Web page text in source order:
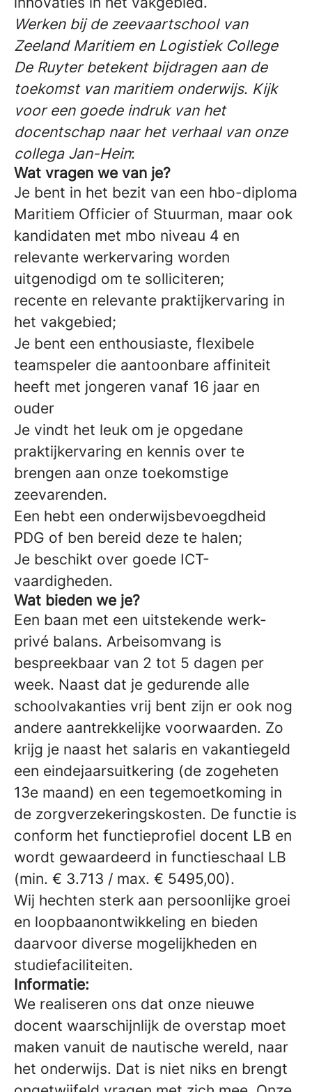
Werken bij de zeevaartschool van
Zeeland Maritiem en Logistiek College
De Ruyter betekent bijdragen aan de
toekomst van maritiem onderwijs. Kijk
voor een goede indruk van het
docentschap naar het verhaal van onze
collega Jan-Hein:
Wat vragen we van je?
Je bent in het bezit van een hbo-diploma
Maritiem Officier of Stuurman, maar ook
kandidaten met mbo niveau 4 en
relevante werkervaring worden
uitgenodigd om te solliciteren;
recente en relevante praktijkervaring in
het vakgebied;
Je bent een enthousiaste, flexibele
teamspeler die aantoonbare affiniteit
heeft met jongeren vanaf 16 jaar en
ouder
Je vindt het leuk om je opgedane
praktijkervaring en kennis over te
brengen aan onze toekomstige
zeevarenden.
Een hebt een onderwijsbevoegdheid
PDG of ben bereid deze te halen;
Je beschikt over goede ICT-
vaardigheden.
Wat bieden we je?
Een baan met een uitstekende werk-
privé balans. Arbeisomvang is
bespreekbaar van 2 tot 5 dagen per
week. Naast dat je gedurende alle
schoolvakanties vrij bent zijn er ook nog
andere aantrekkelijke voorwaarden. Zo
krijg je naast het salaris en vakantiegeld
een eindejaarsuitkering (de zogeheten
13e maand) en een tegemoetkoming in
de zorgverzekeringskosten. De functie is
conform het functieprofiel docent LB en
wordt gewaardeerd in functieschaal LB
(min. € 3.713 / max. € 5495,00).
Wij hechten sterk aan persoonlijke groei
en loopbaanontwikkeling en bieden
daarvoor diverse mogelijkheden en
studiefaciliteiten.
Informatie:
We realiseren ons dat onze nieuwe
docent waarschijnlijk de overstap moet
maken vanuit de nautische wereld, naar
het onderwijs. Dat is niet niks en brengt